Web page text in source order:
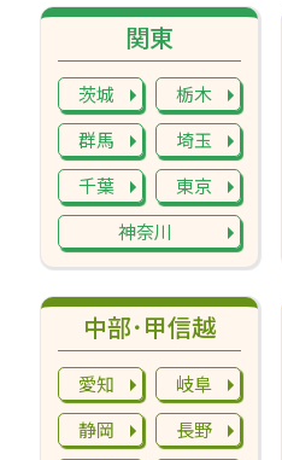
中部･甲信越
愛知
岐阜
静岡
長野
関東
茨城
栃木
群馬
埼玉
千葉
東京
神奈川